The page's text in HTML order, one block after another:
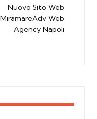
Nuovo Sito Web
MiramareAdv Web
Agency Napoli